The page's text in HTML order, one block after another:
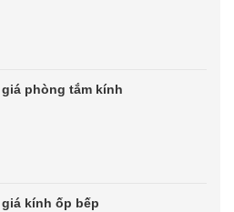
giá phòng tắm kính
giá kính ốp bếp